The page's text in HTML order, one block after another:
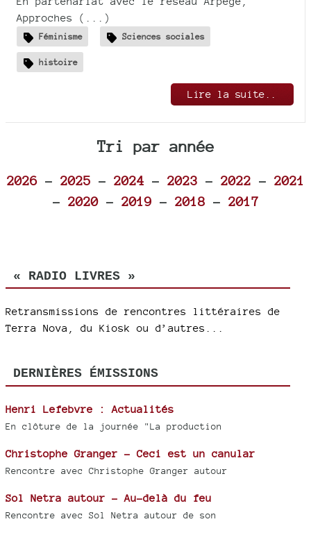
Approches (...)
Féminisme Sciences sociales
histoire
Lire la suite..
Tri par année
2026- 2025 - 2024 - 2023 - 2022 - 2021
- 2020- 2019 - 2018 - 2017
« RADIO LIVRES »
Retransmissions de rencontres littéraires de
Terra Nova, du Kiosk ou d’autres...
DERNIÈRES ÉMISSIONS
Henri Lefebvre : Actualités
En clôture de la journée "La production
Christophe Granger - Ceci est un canular
Rencontre avec Christophe Granger autour
Sol Netra autour - Au-delà du feu
Rencontre avec Sol Netra autour de son